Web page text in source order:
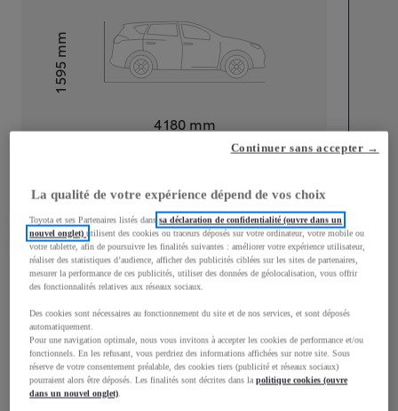
Longueur
4 180 mm
Hauteur1 595
mm
Largeur
1 765mm
Consommation mixte
Émissions CO2 102g/km
La qualité de votre expérience dépend de vos choix
Toyota et ses Partenaires listés danssa déclaration de confidentialité (ouvre dans un
nouvel onglet)utilisent des cookies ou traceurs déposés sur votre ordinateur, votre mobile ou
votre tablette, afin de poursuivre les finalités suivantes : améliorer votre expérience utilisateur,
réaliser des statistiques d’audience, afficher des publicités ciblées sur les sites de partenaires,
mesurer la performance de ces publicités, utiliser des données de géolocalisation, vous offrir
des fonctionnalités relatives aux réseaux sociaux.
Des cookies sont nécessaires au fonctionnement du site et de nos services, et sont déposés
automatiquement.
Pour une navigation optimale, nous vous invitons à accepter les cookies de performance et/ou
fonctionnels. En les refusant, vous perdriez des informations affichées sur notre site. Sous
réserve de votre consentement préalable, des cookies tiers (publicité et réseaux sociaux)
pourraient alors être déposés. Les finalités sont décrites dans lapolitique cookies (ouvre
dans un nouvel onglet).
Continuer sans accepter →